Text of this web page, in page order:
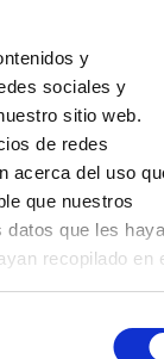
y
sociales y
sitio web.
de redes
acerca del uso
que nuestros
datos que les haya
recopilado en
artículo 49,
80 °C